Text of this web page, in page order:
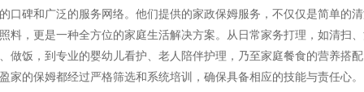
口碑和广泛的服务网络。他们提供的家政保姆服务，不仅仅是简单的
料，更是一种全方位的家庭生活解决方案。从日常家务打理，如清扫
做饭，到专业的婴幼儿看护、老人陪伴护理，乃至家庭餐食的营养搭
家的保姆都经过严格筛选和系统培训，确保具备相应的技能与责任心。